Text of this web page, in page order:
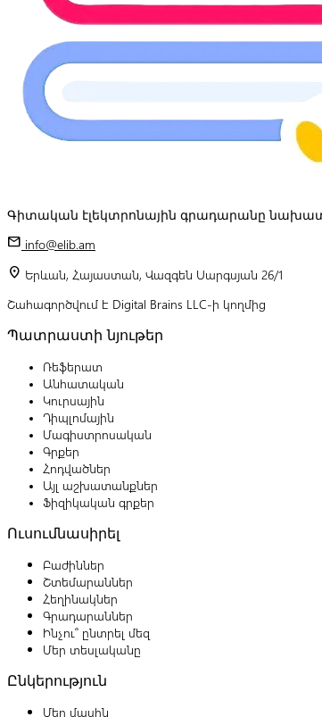
Գիտական էլեկտրոնային գրադարանը
mail info@elib.am
location_on Երևան, Հայաստան, Վազգեն Սարգսյան 26/1
Շահագործվում է Digital Brains LLC-ի կողմից
Պատրաստի նյութեր
Ռեֆերատ
Անհատական
Կուրսային
Դիպլոմային
Մագիստրոսական
Գրքեր
Հոդվածներ
Այլ աշխատանքներ
Ֆիզիկական գրքեր
Ուսումնասիրել
Բաժիններ
Շտեմարաններ
Հեղինակներ
Գրադարաններ
Ինչու՞ ընտրել մեզ
Մեր տեսլականը
Ընկերություն
Մեր մասին